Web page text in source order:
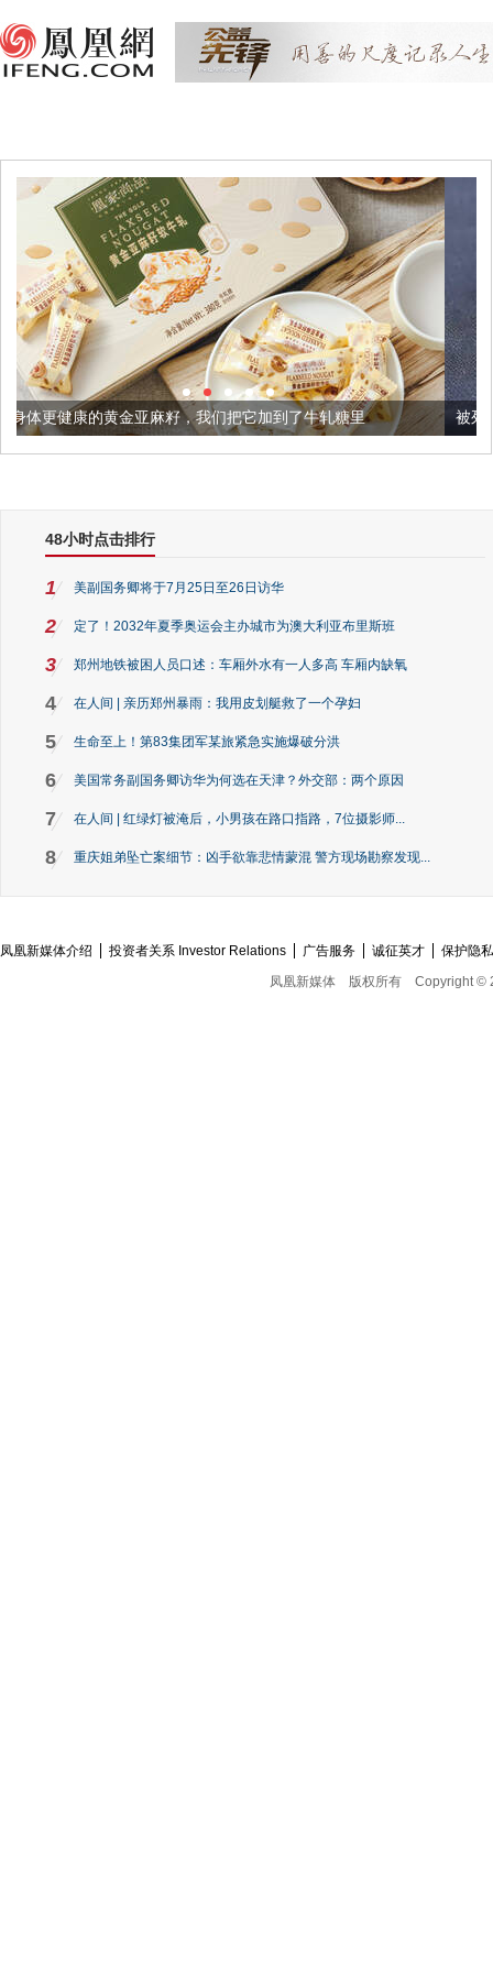
亚麻籽，我们把它加到了牛轧糖里 被列入佛家七宝的它到
48小时点击排行
1 美副国务卿将于7月25日至26日访华
2 定了！2032年夏季奥运会主办城市为澳大利亚布里斯班
3 郑州地铁被困人员口述：车厢外水有一人多高 车厢内缺氧
4 在人间 | 亲历郑州暴雨：我用皮划艇救了一个孕妇
5 生命至上！第83集团军某旅紧急实施爆破分洪
6 美国常务副国务卿访华为何选在天津？外交部：两个原因
7 在人间 | 红绿灯被淹后，小男孩在路口指路，7位摄影师...
8 重庆姐弟坠亡案细节：凶手欲靠悲情蒙混 警方现场勘察发现...
凤凰新媒体介绍 投资者关系 Investor Relations 广告服务 诚征英才
保护隐
凤凰新媒体
版权所有 Copyright ©